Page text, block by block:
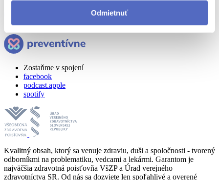
Odmietnuť
Zostaňme v spojení
facebook
podcast.apple
spotify
Kvalitný obsah, ktorý sa venuje zdraviu, duši a spoločnosti - tvorený
odborníkmi na problematiku, vedcami a lekármi. Garantom je
najväčšia zdravotná poisťovňa VšZP a Úrad verejného
zdravotníctva SR. Od nás sa dozviete len spoľahlivé a overené